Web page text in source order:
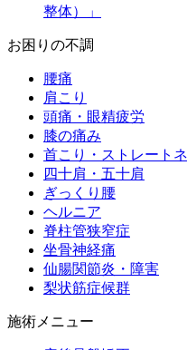
整体）」
お困りの不調
腰痛
肩こり
頭痛・眼精疲労
膝の痛み
首こり・ストレート
四十肩・五十肩
ぎっくり腰
ヘルニア
脊柱管狭窄症
坐骨神経痛
仙腸関節炎・障害
梨状筋症候群
施術メニュー